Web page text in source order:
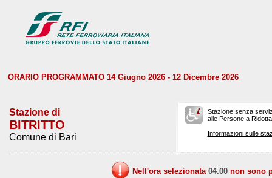
ORARIO PROGRAMMATO 14 Giugno 2026 - 12 Dicembre 2026
Stazione di
BITRITTO
Comune di Bari
Stazione senza
alle Persone a
Informazioni sulle
Nell'ora selezionata 04.00 non sono